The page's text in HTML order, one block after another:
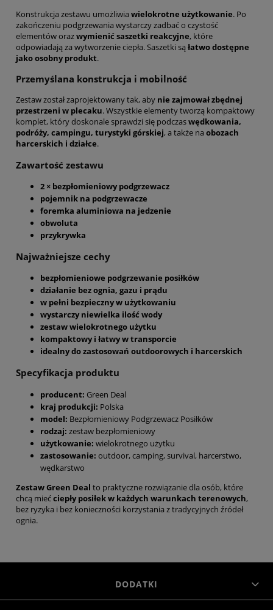
Konstrukcja zestawu umożliwia wielokrotne użytkowanie. Po
zakończeniu podgrzewania wystarczy zadbać o czystość
elementów orazwymienić saszetki reakcyjne, które
odpowiadają za wytworzenie ciepła. Saszetki są łatwo dostępne
jako osobny produkt.
Przemyślana konstrukcja i mobilność
Zestaw został zaprojektowany tak, aby nie zajmował zbędnej
przestrzeni w plecaku. Wszystkie elementy tworzą kompaktowy
komplet, który doskonale sprawdzi się podczaswędkowania,
podróży, campingu, turystyki górskiej, a także na obozach
harcerskich i działce.
Zawartość zestawu
2 × bezpłomieniowy podgrzewacz
pojemnik na podgrzewacze
foremka aluminiowa na jedzenie
obwoluta
przykrywka
Najważniejsze cechy
bezpłomieniowe podgrzewanie posiłków
działanie bez ognia, gazu i prądu
w pełni bezpieczny w użytkowaniu
wystarczy niewielka ilość wody
zestaw wielokrotnego użytku
kompaktowy i łatwy w transporcie
idealny do zastosowań outdoorowych i harcerskich
Specyfikacja produktu
producent: Green Deal
kraj produkcji: Polska
model: Bezpłomieniowy Podgrzewacz Posiłków
rodzaj: zestaw bezpłomieniowy
użytkowanie: wielokrotnego użytku
zastosowanie: outdoor, camping, survival, harcerstwo,
wędkarstwo
Zestaw Green Deal to praktyczne rozwiązanie dla osób, które
chcą miećciepły posiłek w każdych warunkach terenowych,
bez ryzyka i bez konieczności korzystania z tradycyjnych źródeł
ognia.
DODATKI